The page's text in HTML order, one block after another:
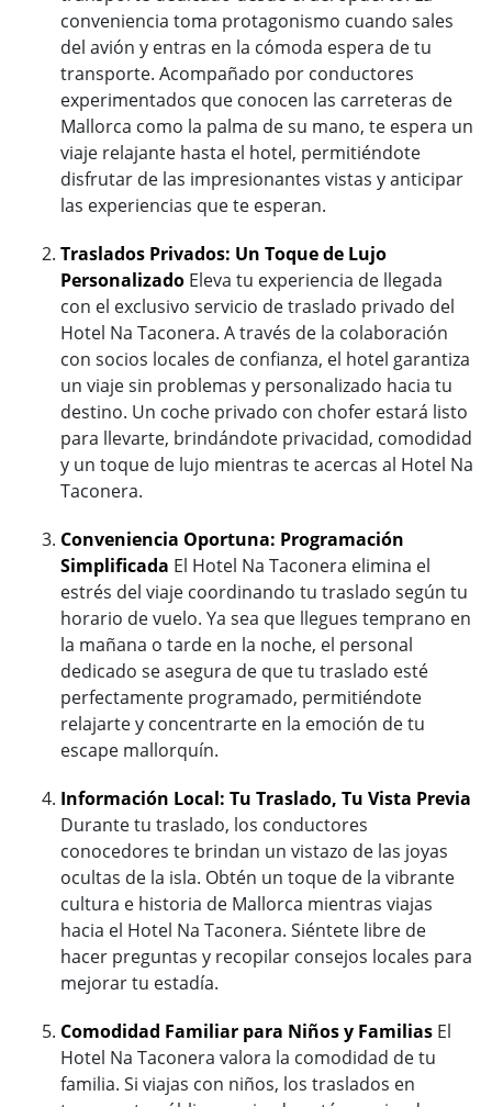
conveniencia toma protagonismo cuando sales
del avión y entras en la cómoda espera de tu
transporte. Acompañado por conductores
experimentados que conocen las carreteras de
Mallorca como la palma de su mano, te espera un
viaje relajante hasta el hotel, permitiéndote
disfrutar de las impresionantes vistas y anticipar
las experiencias que te esperan.
Traslados Privados: Un Toque de Lujo
Personalizado Eleva tu experiencia de llegada
con el exclusivo servicio de traslado privado del
Hotel Na Taconera. A través de la colaboración
con socios locales de confianza, el hotel garantiza
un viaje sin problemas y personalizado hacia tu
destino. Un coche privado con chofer estará listo
para llevarte, brindándote privacidad, comodidad
y un toque de lujo mientras te acercas al Hotel Na
Taconera.
Conveniencia Oportuna: Programación
Simplificada El Hotel Na Taconera elimina el
estrés del viaje coordinando tu traslado según tu
horario de vuelo. Ya sea que llegues temprano en
la mañana o tarde en la noche, el personal
dedicado se asegura de que tu traslado esté
perfectamente programado, permitiéndote
relajarte y concentrarte en la emoción de tu
escape mallorquín.
Información Local: Tu Traslado, Tu Vista Previa
Durante tu traslado, los conductores
conocedores te brindan un vistazo de las joyas
ocultas de la isla. Obtén un toque de la vibrante
cultura e historia de Mallorca mientras viajas
hacia el Hotel Na Taconera. Siéntete libre de
hacer preguntas y recopilar consejos locales para
mejorar tu estadía.
Comodidad Familiar para Niños y Familias El
Hotel Na Taconera valora la comodidad de tu
familia. Si viajas con niños, los traslados en